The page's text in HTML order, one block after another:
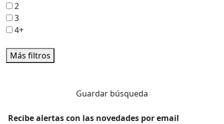
2
3
4+
Más filtros
Guardar búsqueda
Recibe alertas con las novedades por email